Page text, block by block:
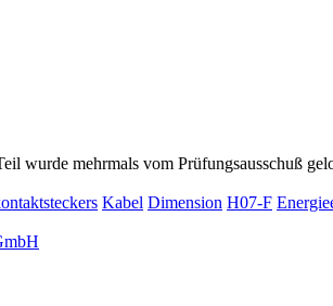
wurde mehrmals vom Prüfungsausschuß
Kabel Dimension H07-F